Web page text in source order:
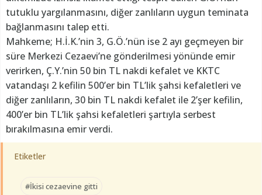
tutuklu yargılanmasını, diğer zanlıların uygun teminata
bağlanmasını talep etti.
Mahkeme; H.İ.K.’nin 3, G.Ö.’nün ise 2 ayı geçmeyen bir
süre Merkezi Cezaevi’ne gönderilmesi yönünde emir
verirken, Ç.Y.’nin 50 bin TL nakdi kefalet ve KKTC
vatandaşı 2 kefilin 500’er bin TL’lik şahsi kefaletleri ve
diğer zanlıların, 30 bin TL nakdi kefalet ile 2’şer kefilin,
400’er bin TL’lik şahsi kefaletleri şartıyla serbest
bırakılmasına emir verdi.
Etiketler
#İkisi cezaevine gitti